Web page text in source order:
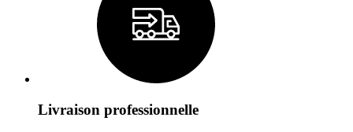
Livraison professionnelle